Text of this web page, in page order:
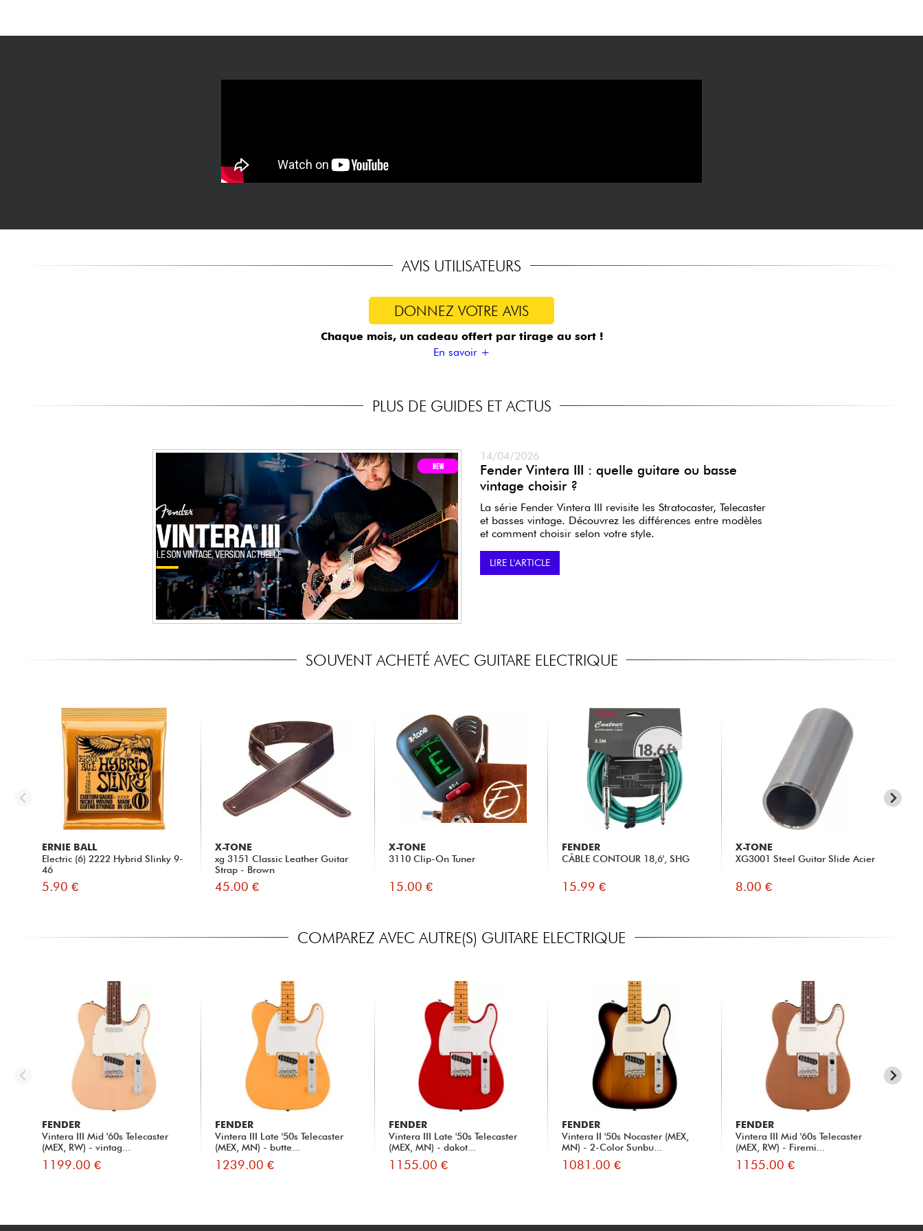
AVIS UTILISATEURS
DONNEZ VOTRE AVIS
Chaque mois, un cadeau offert par tirage au sort !
En savoir +
PLUS DE GUIDES ET ACTUS
14/04/2026
Fender Vintera III : quelle guitare ou basse
vintage choisir ?
La série Fender Vintera III revisite les Stratocaster, Telecaster
et basses vintage. Découvrez les différences entre modèles
et comment choisir selon votre style.
LIRE L'ARTICLE
SOUVENT ACHETÉ AVEC GUITARE ELECTRIQUE
ERNIE BALL
Electric (6) 2222 Hybrid Slinky 9-
46
5.90 €
X-TONE
xg 3151 Classic Leather Guitar
Strap - Brown
45.00 €
X-TONE
3110 Clip-On Tuner
15.00 €
FENDER
CÂBLE CONTOUR 18,6', SHG
15.99 €
X-TONE
XG3001 Steel Guitar Slide Acier
8.00 €
COMPAREZ AVEC AUTRE(S) GUITARE ELECTRIQUE
FENDER
Vintera III Mid '60s Telecaster
(MEX, RW) - vintag...
1199.00 €
FENDER
Vintera III Late '50s Telecaster
(MEX, MN) - butte...
1239.00 €
FENDER
Vintera III Late '50s Telecaster
(MEX, MN) - dakot...
1155.00 €
FENDER
Vintera II '50s Nocaster (MEX,
MN) - 2-Color Sunbu...
1081.00 €
FENDER
Vintera III Mid '60s Telecaster
(MEX, RW) - Firemi...
1155.00 €